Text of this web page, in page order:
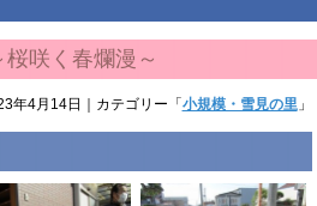
咲く春爛漫～
年4月14日 ｜カテゴリー「 小規模・雪見の里」